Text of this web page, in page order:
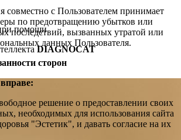
помощи
DIAGNOCAT
совместно с Пользователем принимает
по предотвращению убытков или
последствий, вызванных утратой или
данных Пользователя.
сторон
решение о предоставлении своих
необходимых для использования сайта
"Эстетик", и давать согласие на их